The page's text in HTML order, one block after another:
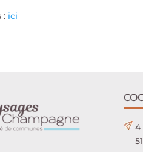
: ici
4